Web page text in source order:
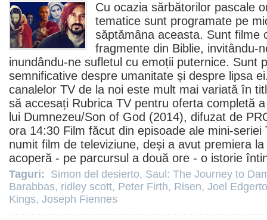
Cu ocazia sărbătorilor pascale
tematice sunt programate pe
săptămâna aceasta. Sunt filme
fragmente din Biblie, invitându-
inundându-ne sufletul cu emoții puternice. Sunt
semnificative despre umanitate și despre lipsa
canalelor TV de la noi este mult mai variată în
să accesați Rubrica TV pentru oferta completă
lui Dumnezeu/Son of God (2014), difuzat de
ora 14:30 Film făcut din episoade ale mini-seriei
numit film de televiziune, deși a avut premiera la
acoperă - pe parcursul a două ore - o istorie
Taguri: Simon del desierto, Saul: The Journey to
Barabbas, ridley scott, Peter Firth, Risen, Joel
Kings, Joseph Fiennes